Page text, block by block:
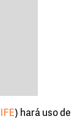
IFE) hará uso de